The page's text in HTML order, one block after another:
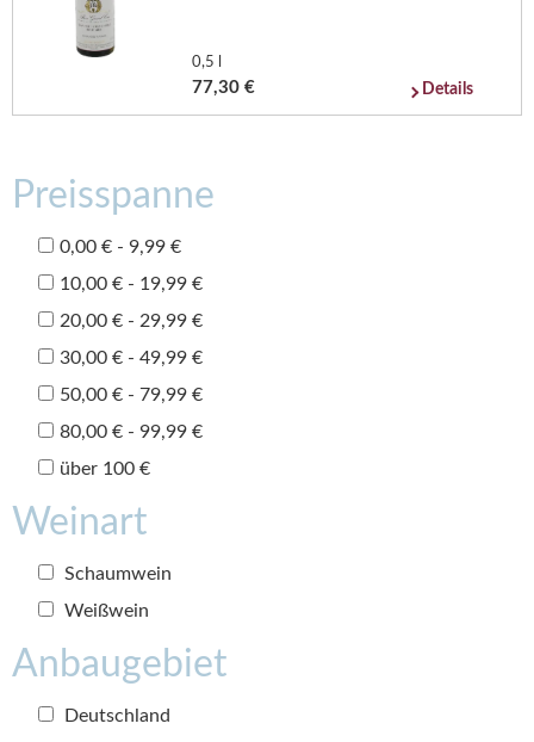
0,5 l
77,30 € Details
Preisspanne
0,00 € - 9,99 €
10,00 € - 19,99 €
20,00 € - 29,99 €
30,00 € - 49,99 €
50,00 € - 79,99 €
80,00 € - 99,99 €
über 100 €
Weinart
Schaumwein
Weißwein
Anbaugebiet
Deutschland